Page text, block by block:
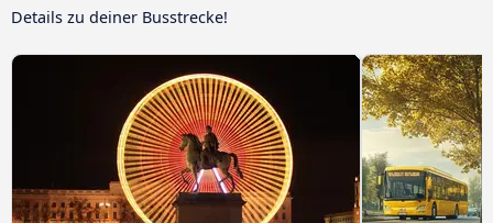
Details zu deiner Busstrecke!